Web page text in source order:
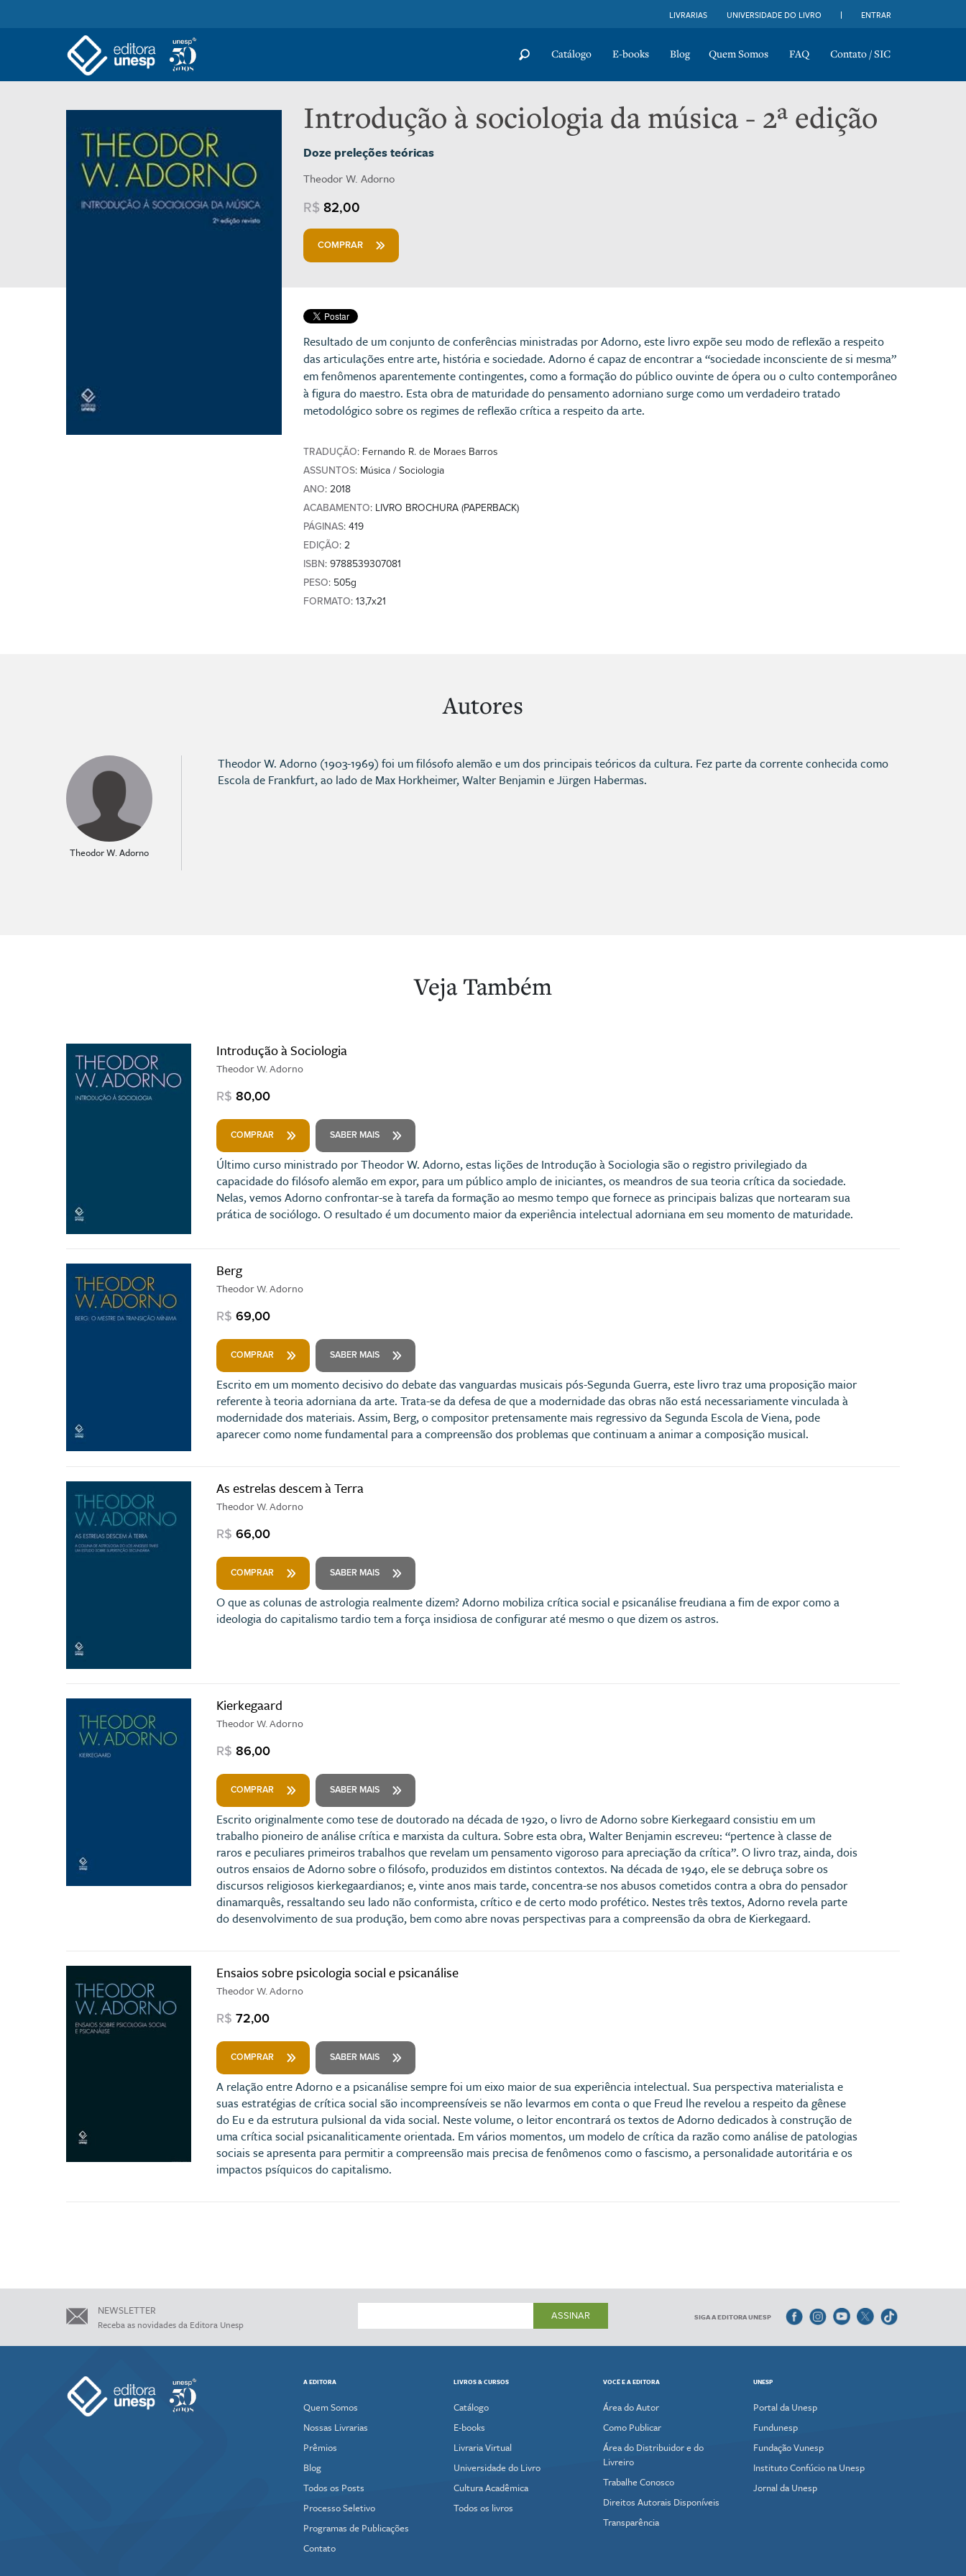
LIVRARIAS UNIVERSIDADE DO LIVRO ENTRAR
Catálogo E-books Blog Quem Somos FAQ Contato / SIC
Introdução à sociologia da música - 2ª edição
Doze preleções teóricas
Theodor W. Adorno
R$ 82,00
COMPRAR
Resultado de um conjunto de conferências ministradas por Adorno, este livro expõe seu modo de reflexão a respeito
das articulações entre arte, história e sociedade. Adorno é capaz de encontrar a “sociedade inconsciente de si mesma”
em fenômenos aparentemente contingentes, como a formação do público ouvinte de ópera ou o culto contemporâneo
à figura do maestro. Esta obra de maturidade do pensamento adorniano surge como um verdadeiro tratado
metodológico sobre os regimes de reflexão crítica a respeito da arte.
TRADUÇÃO: Fernando R. de Moraes Barros
ASSUNTOS: Música / Sociologia
ANO: 2018
ACABAMENTO: LIVRO BROCHURA (PAPERBACK)
PÁGINAS: 419
EDIÇÃO: 2
ISBN: 9788539307081
PESO: 505g
FORMATO: 13,7x21
Autores
Theodor W. Adorno
Theodor W. Adorno (1903-1969) foi um filósofo alemão e um dos principais teóricos da cultura. Fez parte da corrente conhecida como
Escola de Frankfurt, ao lado de Max Horkheimer, Walter Benjamin e Jürgen Habermas.
Veja Também
Introdução à Sociologia
Theodor W. Adorno
R$ 80,00
COMPRAR SABER MAIS
Último curso ministrado por Theodor W. Adorno, estas lições de Introdução à Sociologia são o registro privilegiado da
capacidade do filósofo alemão em expor, para um público amplo de iniciantes, os meandros de sua teoria crítica da sociedade.
Nelas, vemos Adorno confrontar-se à tarefa da formação ao mesmo tempo que fornece as principais balizas que nortearam sua
prática de sociólogo. O resultado é um documento maior da experiência intelectual adorniana em seu momento de maturidade.
Berg
Theodor W. Adorno
R$ 69,00
COMPRAR SABER MAIS
Escrito em um momento decisivo do debate das vanguardas musicais pós-Segunda Guerra, este livro traz uma proposição maior
referente à teoria adorniana da arte. Trata-se da defesa de que a modernidade das obras não está necessariamente vinculada à
modernidade dos materiais. Assim, Berg, o compositor pretensamente mais regressivo da Segunda Escola de Viena, pode
aparecer como nome fundamental para a compreensão dos problemas que continuam a animar a composição musical.
As estrelas descem à Terra
Theodor W. Adorno
R$ 66,00
COMPRAR SABER MAIS
O que as colunas de astrologia realmente dizem? Adorno mobiliza crítica social e psicanálise freudiana a fim de expor como a
ideologia do capitalismo tardio tem a força insidiosa de configurar até mesmo o que dizem os astros.
Kierkegaard
Theodor W. Adorno
R$ 86,00
COMPRAR SABER MAIS
Escrito originalmente como tese de doutorado na década de 1920, o livro de Adorno sobre Kierkegaard consistiu em um
trabalho pioneiro de análise crítica e marxista da cultura. Sobre esta obra, Walter Benjamin escreveu: “pertence à classe de
raros e peculiares primeiros trabalhos que revelam um pensamento vigoroso para apreciação da crítica”. O livro traz, ainda, dois
outros ensaios de Adorno sobre o filósofo, produzidos em distintos contextos. Na década de 1940, ele se debruça sobre os
discursos religiosos kierkegaardianos; e, vinte anos mais tarde, concentra-se nos abusos cometidos contra a obra do pensador
dinamarquês, ressaltando seu lado não conformista, crítico e de certo modo profético. Nestes três textos, Adorno revela parte
do desenvolvimento de sua produção, bem como abre novas perspectivas para a compreensão da obra de Kierkegaard.
Ensaios sobre psicologia social e psicanálise
Theodor W. Adorno
R$ 72,00
COMPRAR SABER MAIS
A relação entre Adorno e a psicanálise sempre foi um eixo maior de sua experiência intelectual. Sua perspectiva materialista e
suas estratégias de crítica social são incompreensíveis se não levarmos em conta o que Freud lhe revelou a respeito da gênese
do Eu e da estrutura pulsional da vida social. Neste volume, o leitor encontrará os textos de Adorno dedicados à construção de
uma crítica social psicanaliticamente orientada. Em vários momentos, um modelo de crítica da razão como análise de patologias
sociais se apresenta para permitir a compreensão mais precisa de fenômenos como o fascismo, a personalidade autoritária e os
impactos psíquicos do capitalismo.
NEWSLETTER
Receba as novidades da Editora Unesp
ASSINAR SIGA A EDITORA UNESP
A EDITORA
Quem Somos
Nossas Livrarias
Prêmios
Blog
Todos os Posts
Processo Seletivo
Programas de Publicações
Contato
LIVROS & CURSOS
Catálogo
E-books
Livraria Virtual
Universidade do Livro
Cultura Acadêmica
Todos os livros
VOCÊ E A EDITORA
Área do Autor
Como Publicar
Área do Distribuidor e do
Livreiro
Trabalhe Conosco
Direitos Autorais Disponíveis
Transparência
UNESP
Portal da Unesp
Fundunesp
Fundação Vunesp
Instituto Confúcio na Unesp
Jornal da Unesp